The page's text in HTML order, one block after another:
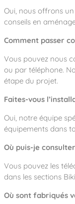
Oui, nous offrons
conseils en
Comment passer
Vous pouvez nous
ou par téléphone.
étape du projet.
Faites-vous
Oui, notre équipe
équipements dans
Où puis-je
Vous pouvez les
dans les sections
Où sont fabriqués